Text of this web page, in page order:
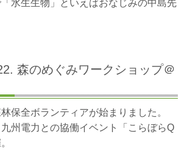
水生生物」といえばおなじみの中島先
森のめぐみワークショップ＠
保全ボランティアが始まりました。
州電力との協働イベント「こらぼらQ